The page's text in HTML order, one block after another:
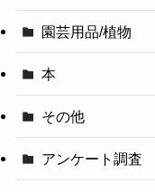
園芸用品/植物
本
その他
アンケート調査